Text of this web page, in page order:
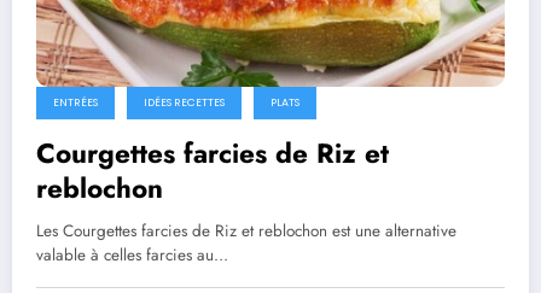
ENTRÉES IDÉES RECETTES PLATS
Courgettes farcies de Riz et
reblochon
Les Courgettes farcies de Riz et reblochon est une alternative
valable à celles farcies au…